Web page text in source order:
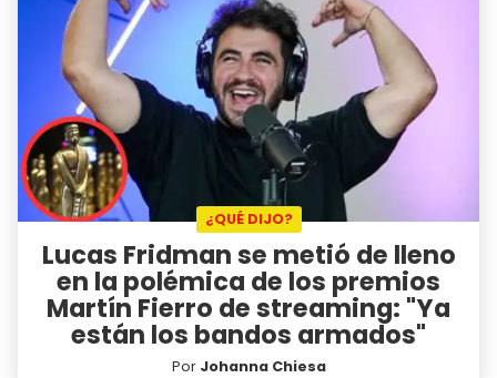
¿QUÉ DIJO?
Lucas Fridman se metió de lleno
en la polémica de los premios
Martín Fierro de streaming: "Ya
están los bandos armados"
Por Johanna Chiesa